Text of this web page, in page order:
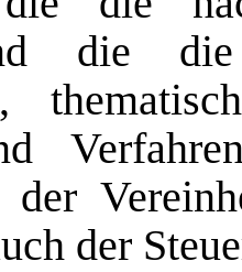
die die
der
der